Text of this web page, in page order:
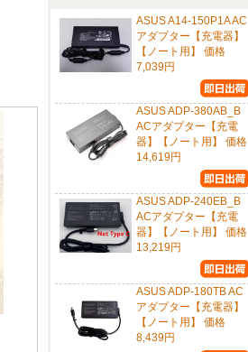
ASUS A14-150P1A AC
アダプター【充電器】
【ノート用】 価格
7,039円
ASUS ADP-380AB_B
ACアダプター【充電
器】【ノート用】 価格
14,619円
ASUS ADP-240EB_B
ACアダプター【充電
器】【ノート用】 価格
13,219円
ASUS ADP-180TB AC
アダプター【充電器】
【ノート用】 価格
8,439円